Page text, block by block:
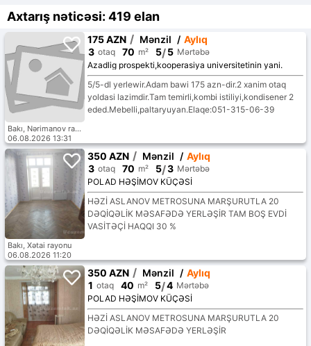
Axtarış nəticəsi: 419 elan
Bakı, Nərimanov rayonu
06.08.2026 13:31
175 AZN / Mənzil / Aylıq
3 otaq 70 m² 5/5 Mərtəbə
Azadlig prospekti,kooperasiya universitetinin yani.
5/5-dl yerlewir.Adam bawi 175 azn-dir.2 xanim otaq
yoldasi lazimdir.Tam temirli,kombi istiliyi,kondisener 2
eded.Mebelli,paltaryuyan.Elaqe:051-315-06-39
Bakı, Xətai rayonu
06.08.2026 11:20
350 AZN / Mənzil / Aylıq
3 otaq 70 m² 5/3 Mərtəbə
POLAD HƏŞİMOV KÜÇƏSİ
HƏZİ ASLANOV METROSUNA MARŞURUTLA 20
DƏQİQƏLİK MƏSAFƏDƏ YERLƏŞİR TAM BOŞ EVDİ
VASİTƏÇİ HAQQI 30 %
350 AZN / Mənzil / Aylıq
1 otaq 40 m² 5/4 Mərtəbə
POLAD HƏŞİMOV KÜÇƏSİ
HƏZİ ASLANOV METROSUNA MARŞURUTLA 20
DƏQİQƏLİK MƏSAFƏDƏ YERLƏŞİR